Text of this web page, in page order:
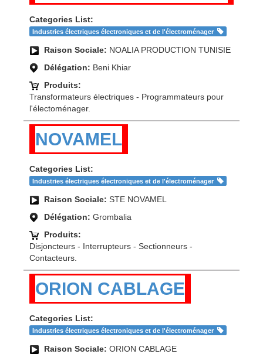
Categories List:
Industries électriques électroniques et de l'électroménager
Raison Sociale: NOALIA PRODUCTION TUNISIE
Délégation: Beni Khiar
Produits:
Transformateurs électriques - Programmateurs pour
l'électoménager.
NOVAMEL
Categories List:
Industries électriques électroniques et de l'électroménager
Raison Sociale: STE NOVAMEL
Délégation: Grombalia
Produits:
Disjoncteurs - Interrupteurs - Sectionneurs -
Contacteurs.
ORION CABLAGE
Categories List:
Industries électriques électroniques et de l'électroménager
Raison Sociale: ORION CABLAGE